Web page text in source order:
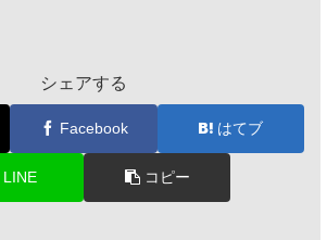
シェアする
Facebook はてブ
LINE コピー